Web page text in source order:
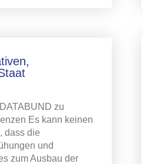
zu
Es kann keinen
dass die
und
zum Ausbau der